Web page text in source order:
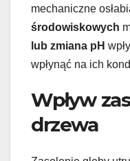
mechaniczne
środowiskowych
lub zmiana pH
wpłynąć na ich
Wpływ
drzewa